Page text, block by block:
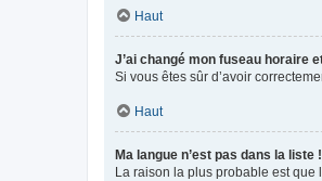
Haut
J’ai changé mon fuseau horaire
Si vous êtes sûr d’avoir
Haut
Ma langue n’est pas dans la liste !
La raison la plus probable est que